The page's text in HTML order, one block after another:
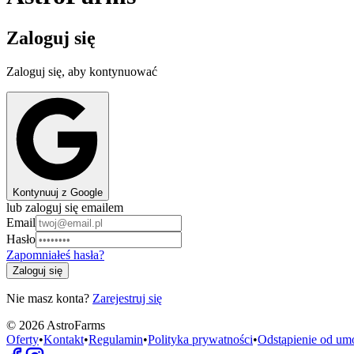
Zaloguj się
Zaloguj się, aby kontynuować
Kontynuuj z Google
lub zaloguj się emailem
Email
Hasło
Zapomniałeś hasła?
Zaloguj się
Nie masz konta? Zarejestruj się
© 2026 AstroFarms
Oferty•Kontakt•Regulamin•Polityka prywatności•Odstąpienie od